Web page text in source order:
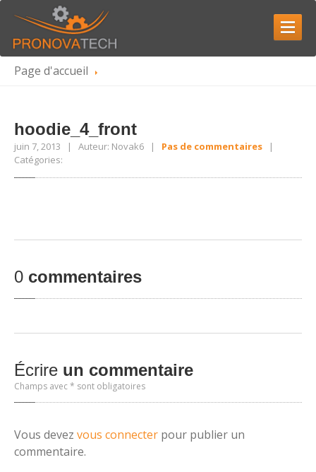
ACCUEIL
SERVICES
Réparationde boîte de vitesses
NOUSCONTACTER
Page d'accueil
hoodie_4_front
juin 7, 2013 | Auteur: Novak6 | Pas de commentaires |
Catégories:
0 commentaires
Écrire un commentaire
Champs avec * sont obligatoires
Vous devez vous connecter pour publier un
commentaire.